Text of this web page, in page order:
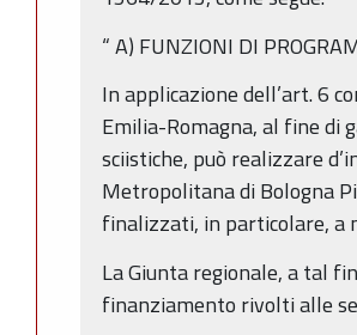
“ A) FUNZIONI DI
In applicazione dell’art. 6
Emilia-Romagna, al fine
sciistiche, può realizzare
Metropolitana di Bologna
finalizzati, in particolare, a
La Giunta regionale, a tal
finanziamento rivolti alle